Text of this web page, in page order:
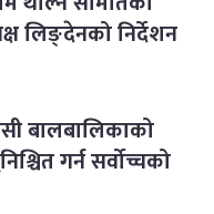
लिङ्देनको निर्देशन
बालबालिकाको
गर्न सर्वोच्चको